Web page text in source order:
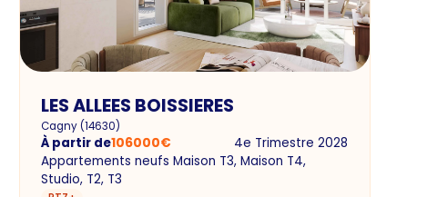
LES ALLEES BOISSIERES
Cagny (14630)
À partir de106000€
4e Trimestre 2028
Appartements neufs Maison T3, Maison T4,
Studio, T2, T3